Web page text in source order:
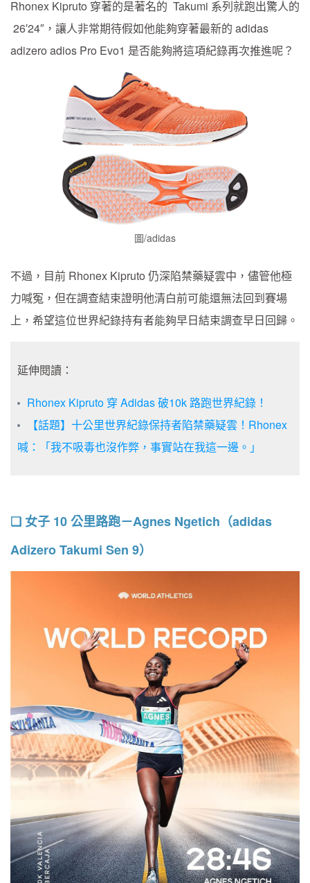
Rhonex Kipruto 穿著的是著名的 Takumi 系列就跑出驚人的
26′24″，讓人非常期待假如他能夠穿著最新的 adidas
adizero adios Pro Evo1 是否能夠將這項紀錄再次推進呢？
圖/adidas
不過，目前 Rhonex Kipruto 仍深陷禁藥疑雲中，儘管他極
力喊冤，但在調查結束證明他清白前可能還無法回到賽場
上，希望這位世界紀錄持有者能夠早日結束調查早日回歸。
延伸閱讀：
Rhonex Kipruto 穿 Adidas 破10k 路跑世界紀錄！
【話題】十公里世界紀錄保持者陷禁藥疑雲！Rhonex
喊：「我不吸毒也沒作弊，事實站在我這一邊。」
❏ 女子 10 公里路跑－Agnes Ngetich（adidas
Adizero Takumi Sen 9）